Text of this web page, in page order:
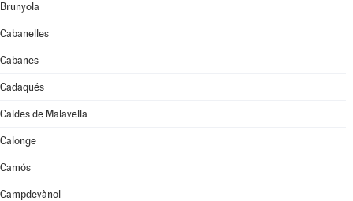
Brunyola
Cabanelles
Cabanes
Cadaqués
Caldes de Malavella
Calonge
Camós
Campdevànol